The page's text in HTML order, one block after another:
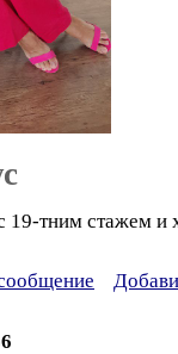
19-тним стажем и